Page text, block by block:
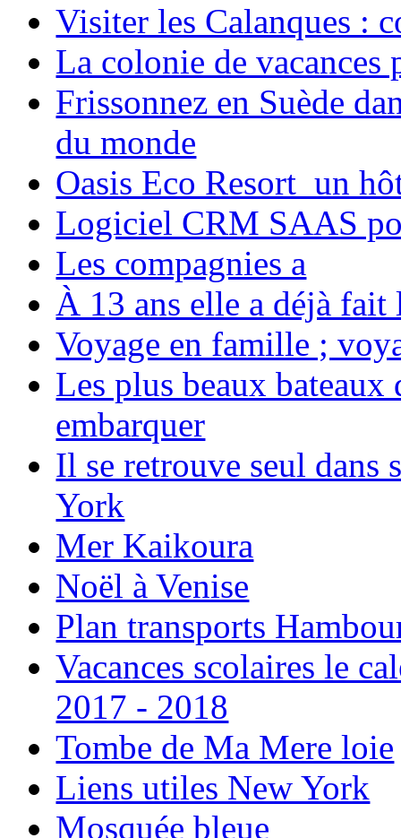
Visiter les Calanques :
La colonie de vacances
Frissonnez en Suède
du monde
Oasis Eco Resort un
Logiciel CRM SAAS
Les compagnies a
À 13 ans elle a déjà
Voyage en famille ;
Les plus beaux bateaux
embarquer
Il se retrouve seul dans
York
Mer Kaikoura
Noël à Venise
Plan transports
Vacances scolaires le
2017 - 2018
Tombe de Ma Mere loie
Liens utiles New York
Mosquée bleue